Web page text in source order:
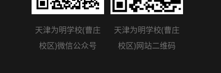
天津为明学校(曹庄
校区)微信公众号
天津为明学校(曹庄
校区)网站二维码